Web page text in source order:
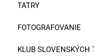
TATRY
FOTOGRAFOVANIE
KLUB SLOVENSKÝCH